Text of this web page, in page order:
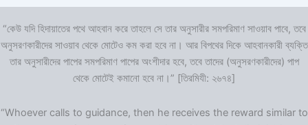
“কেউ যদি হিদায়াতের পথে আহবান করে তাহলে সে তার অনুসারীর সমপরিমাণ সাওয়াব পাবে, তবে
অনুসরণকারীদের সাওয়াব থেকে মোটেও কম করা হবে না। আর বিপথের দিকে আহবানকারী ব্যক্তি
তার অনুসারীদের পাপের সমপরিমাণ পাপের অংশীদার হবে, তবে তাদের (অনুসরণকারীদের) পাপ
থেকে মোটেই কমানো হবে না।” [তিরমিযী: ২৬৭৪]
“Whoever calls to guidance, then he receives the reward similar to